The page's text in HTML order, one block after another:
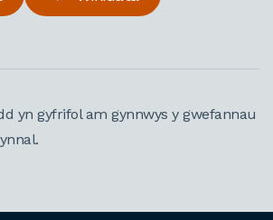
yn gyfrifol am gynnwys y gwefannau